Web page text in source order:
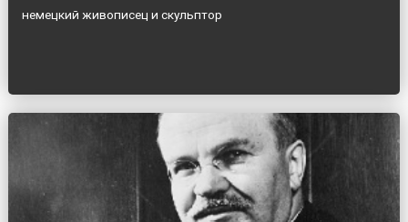
немецкий живописец и скульптор